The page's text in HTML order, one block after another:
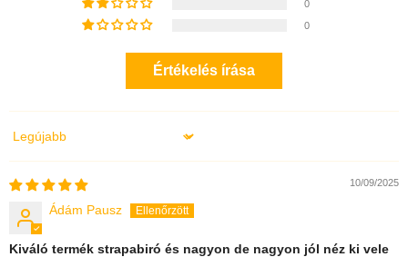
0
0
Értékelés írása
Sort by
10/09/2025
Ádám Pausz
Kiváló termék strapabiró és nagyon de nagyon jól néz ki vele